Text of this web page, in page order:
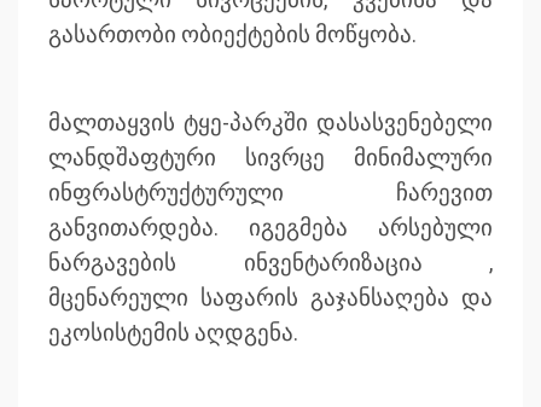
გასართობი ობიექტების მოწყობა.
მალთაყვის ტყე-პარკში დასასვენებელი
ლანდშაფტური სივრცე მინიმალური
ინფრასტრუქტურული ჩარევით
განვითარდება. იგეგმება არსებული
ნარგავების ინვენტარიზაცია ,
მცენარეული საფარის გაჯანსაღება და
ეკოსისტემის აღდგენა.